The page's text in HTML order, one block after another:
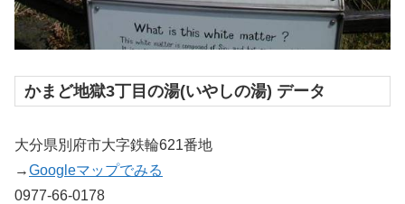
かまど地獄3丁目の湯(いやしの湯) データ
大分県別府市大字鉄輪621番地
→Googleマップでみる
0977-66-0178